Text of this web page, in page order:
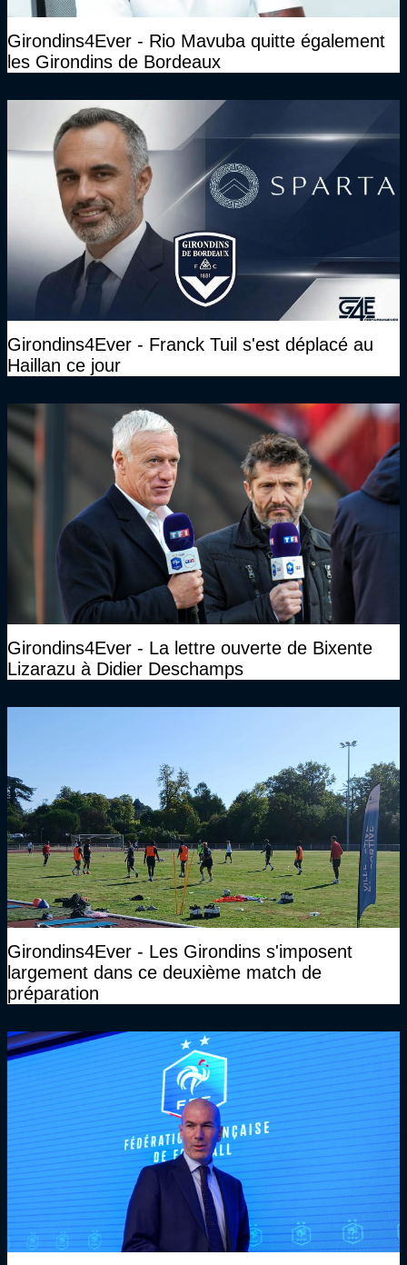
Girondins4Ever - Rio Mavuba quitte également
les Girondins de Bordeaux
Girondins4Ever - Franck Tuil s'est déplacé au
Haillan ce jour
Girondins4Ever - La lettre ouverte de Bixente
Lizarazu à Didier Deschamps
Girondins4Ever - Les Girondins s'imposent
largement dans ce deuxième match de
préparation